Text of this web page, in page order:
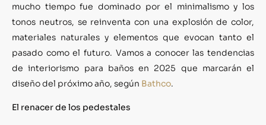
mucho tiempo fue dominado por el minimalismo y los
tonos neutros, se reinventa con una explosión de color,
materiales naturales y elementos que evocan tanto el
pasado como el futuro. Vamos a conocer las tendencias
de interiorismo para baños en 2025 que marcarán el
diseño del próximo año, según Bathco.
El renacer de los pedestales